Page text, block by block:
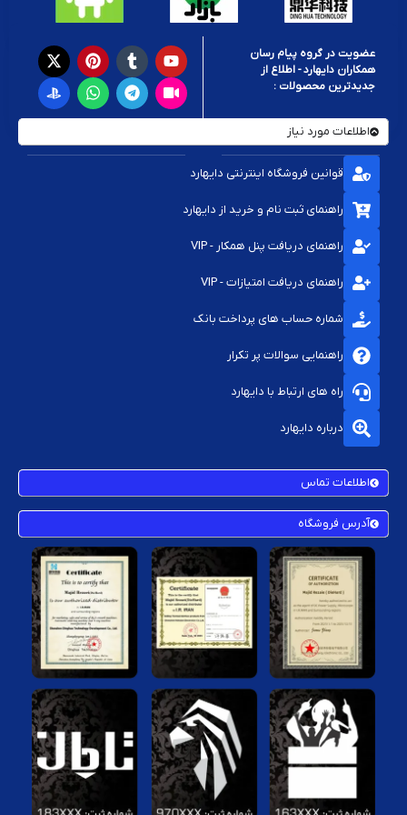
عضویت در گروه پیام رسان
همکاران دایهارد - اطلاع از
جدیدترین محصولات :
اطلاعات مورد نیاز
قوانین فروشگاه اینترنتی دایهارد
راهنمای ثبت نام و خرید از دایهارد
راهنمای دریافت پنل همکار - VIP
راهنمای دریافت امتیازات - VIP
شماره حساب های پرداخت بانک
راهنمایی سوالات پر تکرار
راه های ارتباط با دایهارد
درباره دایهارد
اطلاعات تماس
آدرس فروشگاه